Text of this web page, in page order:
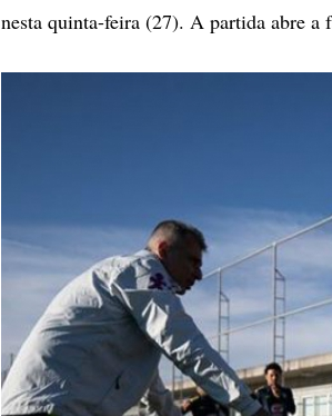
nesta quinta-feira (27). A partida abre a